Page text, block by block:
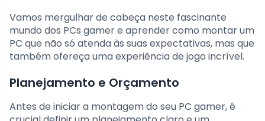
Vamos mergulhar de cabeça neste fascinante
mundo dos PCs gamer e aprender como montar um
PC que não só atenda às suas expectativas, mas que
também ofereça uma experiência de jogo incrível.
Planejamento e Orçamento
Antes de iniciar a montagem do seu PC gamer, é